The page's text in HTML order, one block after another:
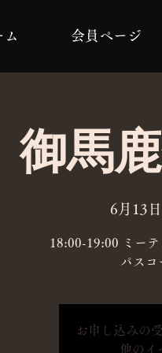
ム 会員ページ
御馬
6月13
18:00-19:00 ミー
パスコ
お申し込みの
他のイ